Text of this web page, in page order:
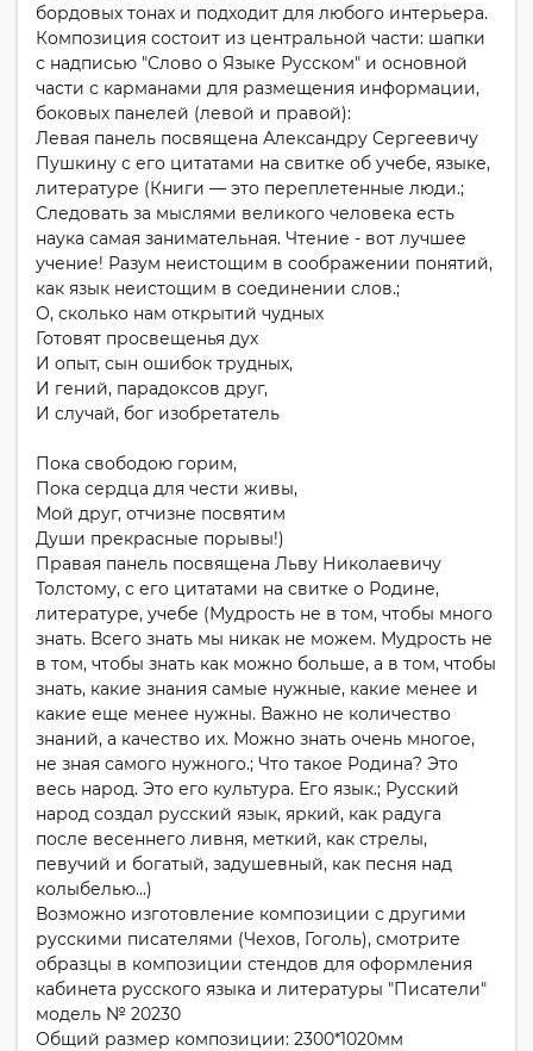
бордовых тонах и подходит для любого интерьера.
Композиция состоит из центральной части: шапки
с надписью "Слово о Языке Русском" и основной
части с карманами для размещения информации,
боковых панелей (левой и правой):
Левая панель посвящена Александру Сергеевичу
Пушкину с его цитатами на свитке об учебе, языке,
литературе (Книги — это переплетенные люди.;
Следовать за мыслями великого человека есть
наука самая занимательная. Чтение - вот лучшее
учение! Разум неистощим в соображении понятий,
как язык неистощим в соединении слов.;
О, сколько нам открытий чудных
Готовят просвещенья дух
И опыт, сын ошибок трудных,
И гений, парадоксов друг,
И случай, бог изобретатель
Пока свободою горим,
Пока сердца для чести живы,
Мой друг, отчизне посвятим
Души прекрасные порывы!)
Правая панель посвящена Льву Николаевичу
Толстому, с его цитатами на свитке о Родине,
литературе, учебе (Мудрость не в том, чтобы много
знать. Всего знать мы никак не можем. Мудрость не
в том, чтобы знать как можно больше, а в том, чтобы
знать, какие знания самые нужные, какие менее и
какие еще менее нужны. Важно не количество
знаний, а качество их. Можно знать очень многое,
не зная самого нужного.; Что такое Родина? Это
весь народ. Это его культура. Его язык.; Русский
народ создал русский язык, яркий, как радуга
после весеннего ливня, меткий, как стрелы,
певучий и богатый, задушевный, как песня над
колыбелью...)
Возможно изготовление композиции с другими
русскими писателями (Чехов, Гоголь), смотрите
образцы в композиции стендов для оформления
кабинета русского языка и литературы "Писатели"
модель № 20230
Общий размер композиции: 2300*1020мм